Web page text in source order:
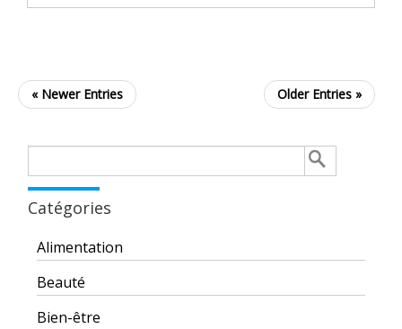
Older Entries »
« Newer Entries
Catégories
Alimentation
Beauté
Bien-être